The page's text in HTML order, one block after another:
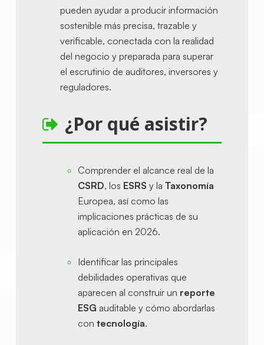
pueden ayudar a producir información
sostenible más precisa, trazable y
verificable, conectada con la realidad
del negocio y preparada para superar
el escrutinio de auditores, inversores y
reguladores.
¿Por qué asistir?
Comprender el alcance real de la
CSRD, los ESRS y laTaxonomía
Europea, así como las
implicaciones prácticas de su
aplicación en 2026.
Identificar las principales
debilidades operativas que
aparecen al construir un reporte
ESG auditable y cómo abordarlas
contecnología.